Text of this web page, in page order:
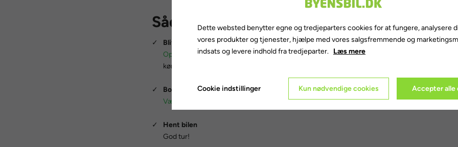
Sådan kommer du ud at køre
✓
Bliv medlem
Opret dig som medlem her på siden . Du kan starte med et gratis medlemskab og eventuelt
kørekort og MitID klar.
✓
Book bilen
Vælg en periode mellem 30 minutter og 30 dage. Vælg herefter en af de ledige biler.
✓
Hent bilen
God tur!
Dette websted benytter egne og tredjeparters cookies for at fungere, analysere
vores produkter og tjenester, hjælpe med vores salgsfremmende og
indsats og levere indhold fra tredjeparter. Læs mere
Cookie indstillinger Kun nødvendige cookies Accepter alle